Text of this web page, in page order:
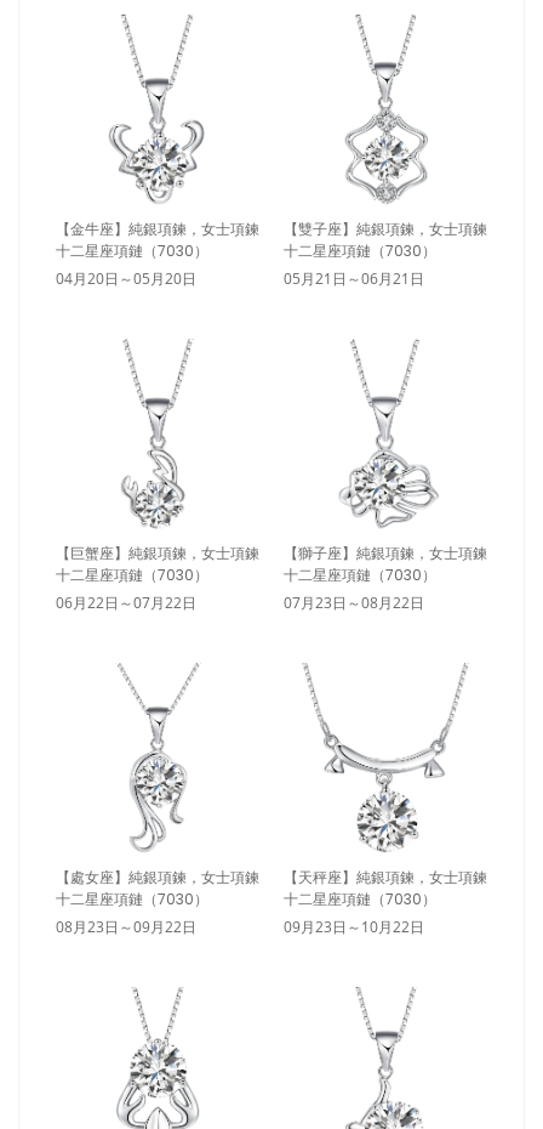
【金牛座】純銀項鍊，女士項鍊
十二星座項鏈（7030）
04月20日～05月20日
【雙子座】純銀項鍊，女士項鍊
十二星座項鏈（7030）
05月21日～06月21日
【巨蟹座】純銀項鍊，女士項鍊
十二星座項鏈（7030）
06月22日～07月22日
【獅子座】純銀項鍊，女士項鍊
十二星座項鏈（7030）
07月23日～08月22日
【處女座】純銀項鍊，女士項鍊
十二星座項鏈（7030）
08月23日～09月22日
【天秤座】純銀項鍊，女士項鍊
十二星座項鏈（7030）
09月23日～10月22日